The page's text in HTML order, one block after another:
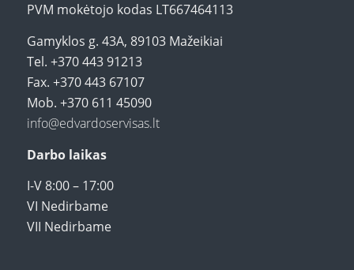
PVM mokėtojo kodas LT667464113
Gamyklos g. 43A, 89103 Mažeikiai
Tel. +370 443 91213
Fax. +370 443 67107
Mob. +370 611 45090
info@edvardoservisas.lt
Darbo laikas
I-V 8:00 – 17:00
VI Nedirbame
VII Nedirbame